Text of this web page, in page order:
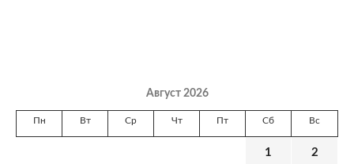
Август 2026
Пн Вт Ср Чт Пт Сб Вс
1 2